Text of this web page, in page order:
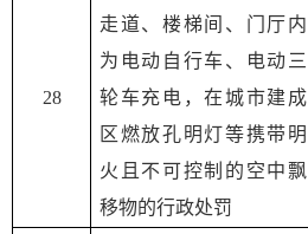
28
走道、楼梯间、门厅内
为电动自行车、电动三
轮车充电，在城市建成
区燃放孔明灯等携带明
火且不可控制的空中飘
移物的行政处罚